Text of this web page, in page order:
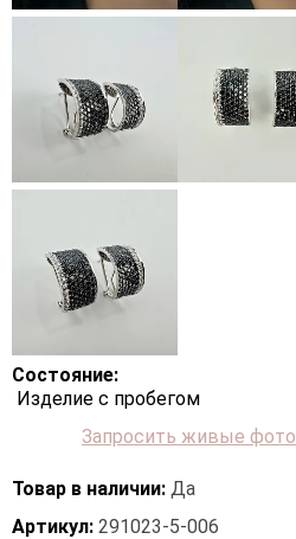
Состояние:
Изделие с пробегом
Запросить живые фото
Товар в наличии: Да
Артикул: 291023-5-006